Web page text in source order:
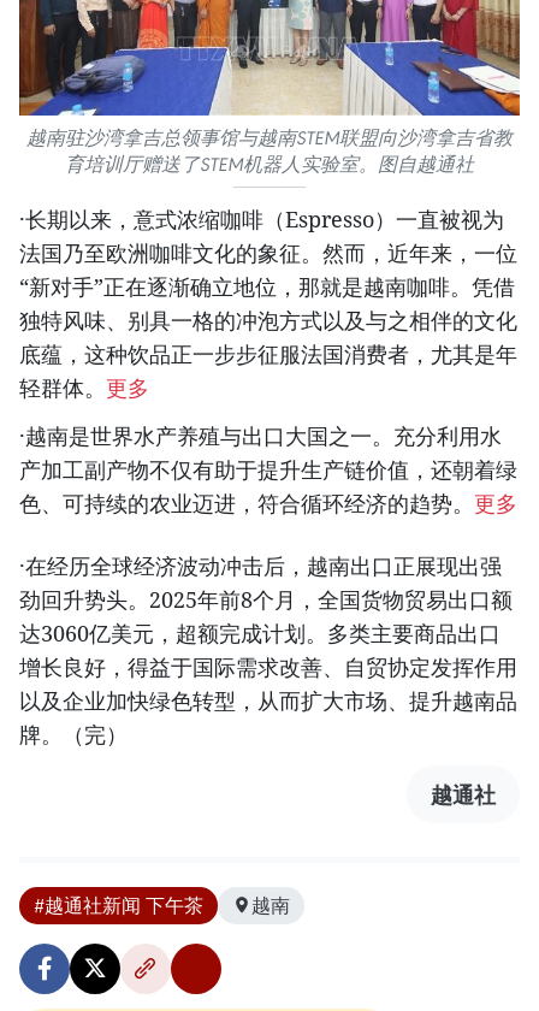
越南驻沙湾拿吉总领事馆与越南STEM联盟向沙湾拿吉省教
育培训厅赠送了STEM机器人实验室。图自越通社
·长期以来，意式浓缩咖啡（Espresso）一直被视为
法国乃至欧洲咖啡文化的象征。然而，近年来，一位
“新对手”正在逐渐确立地位，那就是越南咖啡。凭借
独特风味、别具一格的冲泡方式以及与之相伴的文化
底蕴，这种饮品正一步步征服法国消费者，尤其是年
轻群体。 更多
·越南是世界水产养殖与出口大国之一。充分利用水
产加工副产物不仅有助于提升生产链价值，还朝着绿
色、可持续的农业迈进，符合循环经济的趋势。 更多
·在经历全球经济波动冲击后，越南出口正展现出强
劲回升势头。2025年前8个月，全国货物贸易出口额
达3060亿美元，超额完成计划。多类主要商品出口
增长良好，得益于国际需求改善、自贸协定发挥作用
以及企业加快绿色转型，从而扩大市场、提升越南品
牌。（完）
越通社
#越通社新闻 下午茶 越南